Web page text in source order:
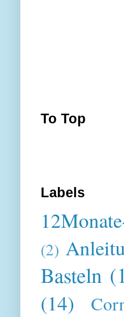
To Top
Labels
(2)
Basteln
(14)